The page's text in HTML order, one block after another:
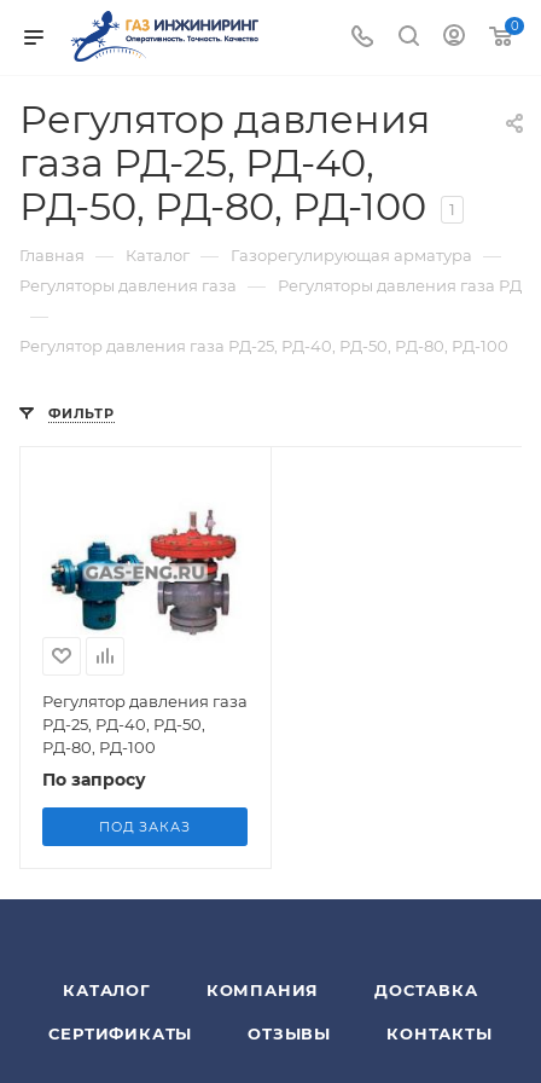
0
Регулятор давления
газа РД-25, РД-40,
РД-50, РД-80, РД-100
1
Главная — Каталог — Газорегулирующая арматура —
Регуляторы давления газа — Регуляторы давления газа РД
—
Регулятор давления газа РД-25, РД-40, РД-50, РД-80, РД-100
ФИЛЬТР
Регулятор давления газа
РД-25, РД-40, РД-50,
РД-80, РД-100
По запросу
ПОД ЗАКАЗ
КАТАЛОГ КОМПАНИЯ ДОСТАВКА
СЕРТИФИКАТЫ ОТЗЫВЫ КОНТАКТЫ